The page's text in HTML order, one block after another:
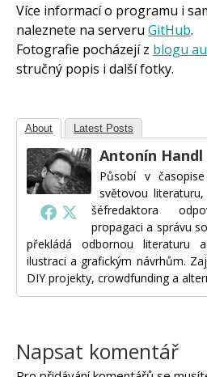
Více informací o programu i
naleznete na serveru GitHub.
Fotografie pocházejí z blogu
stručný popis i další fotky.
About Latest Posts
Antonín Handl
Působí v
světovou
šéfredaktora
propagaci a správu
překládá odbornou literaturu
ilustraci a grafickým návrhům.
DIY projekty, crowdfunding a
Napsat komentář